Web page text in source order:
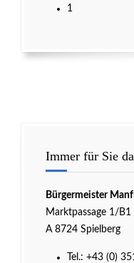
1
Immer für Sie
Bürgermeister
Marktpassage 1/B1
A 8724 Spielberg
Tel.: +43 (0)